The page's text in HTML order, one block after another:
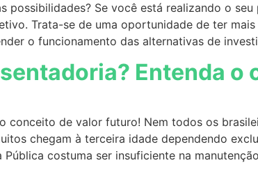
possibilidades? Se você está realizando o
Trata-se de uma oportunidade de ter
o funcionamento das alternativas de
Entenda
conceito de valor futuro! Nem todos os
chegam à terceira idade dependendo
costuma ser insuficiente na